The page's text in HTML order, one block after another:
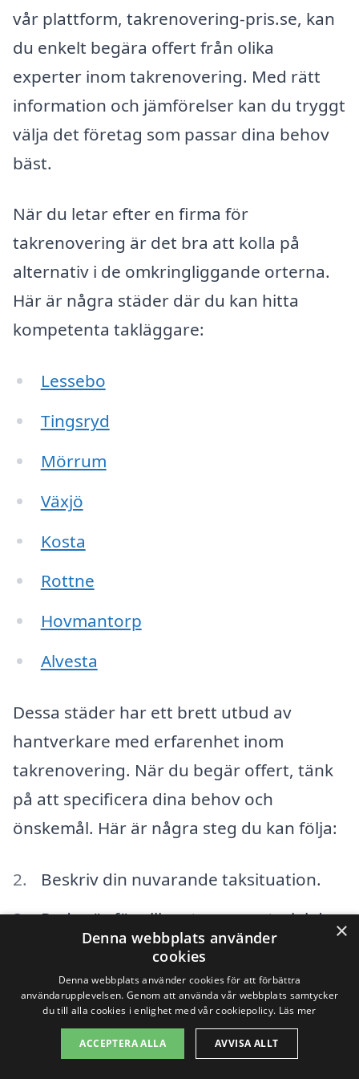
vår plattform, takrenovering-pris.se, kan
du enkelt begära offert från olika
experter inom takrenovering. Med rätt
information och jämförelser kan du tryggt
välja det företag som passar dina behov
bäst.
När du letar efter en firma för
takrenovering är det bra att kolla på
alternativ i de omkringliggande orterna.
Här är några städer där du kan hitta
kompetenta takläggare:
Lessebo
Tingsryd
Mörrum
Växjö
Kosta
Rottne
Hovmantorp
Alvesta
Dessa städer har ett brett utbud av
hantverkare med erfarenhet inom
takrenovering. När du begär offert, tänk
på att specificera dina behov och
önskemål. Här är några steg du kan följa:
Beskriv din nuvarande taksituation.
Redogör för vilken typ av material du
önskar.
Ange budget och tidsramar för
projektet.
Välj några företag för att begära
×
Denna webbplats använder
cookies
Denna webbplats använder cookies för att förbättra
användarupplevelsen. Genom att använda vår webbplats samtycker
du till alla cookies i enlighet med vår cookiepolicy. Läs mer
ACCEPTERA ALLA AVVISA ALLT